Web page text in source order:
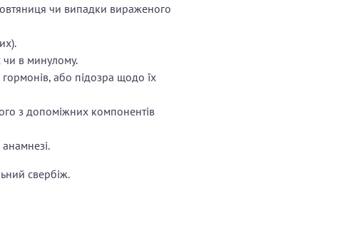
чи випадки вираженого
чи в минулому.
або підозра щодо їх
з допоміжних компонентів
свербіж.